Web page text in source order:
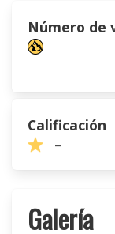
Número de
Calificación
–
Galería